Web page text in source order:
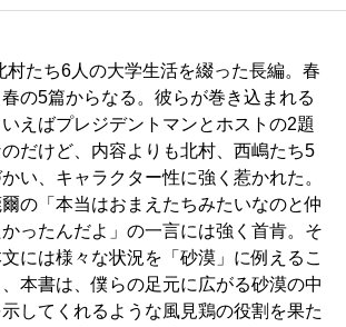
村たち6人の大学生活を綴った長編。春
の5篇からなる。彼らが巻き込まれる
えばプレジデントマンとホストの2題
のだけど、内容よりも北村、西嶋たち5
い、キャラクター性に強く惹かれた。
の「本当はおまえたちみたいなのと仲
ったんだよ」の一言には強く首肯。そ
には様々な状況を「砂漠」に例えるこ
本書は、僕らの足元に広がる砂漠の中
してくれるような風見鶏の役割を果た